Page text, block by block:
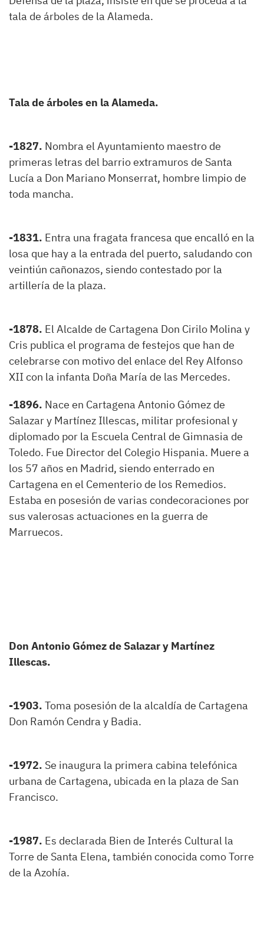
tala de árboles de la Alameda.
Tala de árboles en la Alameda.
-1827. Nombra el Ayuntamiento maestro de
primeras letras del barrio extramuros de Santa
Lucía a Don Mariano Monserrat, hombre limpio de
toda mancha.
-1831. Entra una fragata francesa que encalló en la
losa que hay a la entrada del puerto, saludando con
veintiún cañonazos, siendo contestado por la
artillería de la plaza.
-1878. El Alcalde de Cartagena Don Cirilo Molina y
Cris publica el programa de festejos que han de
celebrarse con motivo del enlace del Rey Alfonso
XII con la infanta Doña María de las Mercedes.
-1896. Nace en Cartagena Antonio Gómez de
Salazar y Martínez Illescas, militar profesional y
diplomado por la Escuela Central de Gimnasia de
Toledo. Fue Director del Colegio Hispania. Muere a
los 57 años en Madrid, siendo enterrado en
Cartagena en el Cementerio de los Remedios.
Estaba en posesión de varias condecoraciones por
sus valerosas actuaciones en la guerra de
Marruecos.
Don Antonio Gómez de Salazar y Martínez
Illescas.
-1903. Toma posesión de la alcaldía de Cartagena
Don Ramón Cendra y Badia.
-1972. Se inaugura la primera cabina telefónica
urbana de Cartagena, ubicada en la plaza de San
Francisco.
-1987. Es declarada Bien de Interés Cultural la
Torre de Santa Elena, también conocida como Torre
de la Azohía.